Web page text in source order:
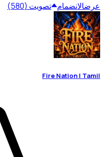
عرضالانضمام تصويت (580)
Fire Nation | Tamil